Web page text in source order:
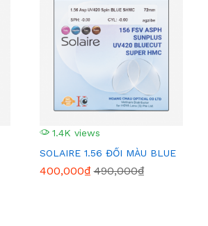
1.4K views
SOLAIRE 1.56 ĐỔI MÀU BLUE
400,000₫490,000₫